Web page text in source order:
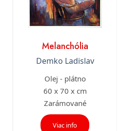
Melanchólia
Demko Ladislav
Olej - plátno
60 x 70 x cm
Zarámované
Viac info